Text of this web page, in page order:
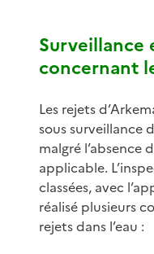
Surveillance
concernant
Les rejets
sous surveillance
malgré l’absence
applicable.
classées, avec
réalisé plusieurs
rejets dans l’eau :